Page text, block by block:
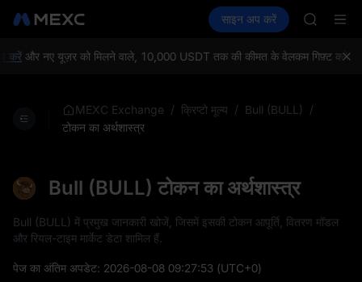
स्पॉट फ़्यूचर्स SPCX कमाएँ
साइन अप करें
SKYAI
SPCX
और नए यूज़र को मिलने वाले, 10,000 USDT तक की कीमत के वेलकम गिफ़्ट क्लेम
MEXC Exchange / क्रिप्टो मूल्य / Bull (BULL)
/
टोकन का अर्थशास्त्र
Bull (BULL) टोकन का अर्थशास्त्र
Bull (BULL) में प्रमुख जानकारी खोजें, जिसमें इसकी टोकन आपूर्ति, वितरण मॉडल
और रियल-टाइम मार्केट डेटा शामिल हैं.
पेज का अंतिम अपडेट: 2026-08-08 09:27:53 (UTC+0)